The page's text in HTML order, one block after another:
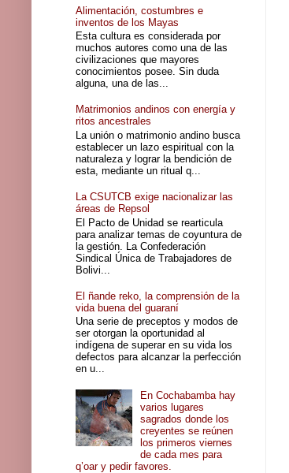
Alimentación, costumbres e
inventos de los Mayas
Esta cultura es considerada por
muchos autores como una de las
civilizaciones que mayores
conocimientos posee. Sin duda
alguna, una de las...
Matrimonios andinos con energía y
ritos ancestrales
La unión o matrimonio andino busca
establecer un lazo espiritual con la
naturaleza y lograr la bendición de
esta, mediante un ritual q...
La CSUTCB exige nacionalizar las
áreas de Repsol
El Pacto de Unidad se rearticula
para analizar temas de coyuntura de
la gestión. La Confederación
Sindical Única de Trabajadores de
Bolivi...
El ñande reko, la comprensión de la
vida buena del guaraní
Una serie de preceptos y modos de
ser otorgan la oportunidad al
indígena de superar en su vida los
defectos para alcanzar la perfección
en u...
En Cochabamba hay
varios lugares
sagrados donde los
creyentes se reúnen
los primeros viernes
de cada mes para
q’oar y pedir favores.